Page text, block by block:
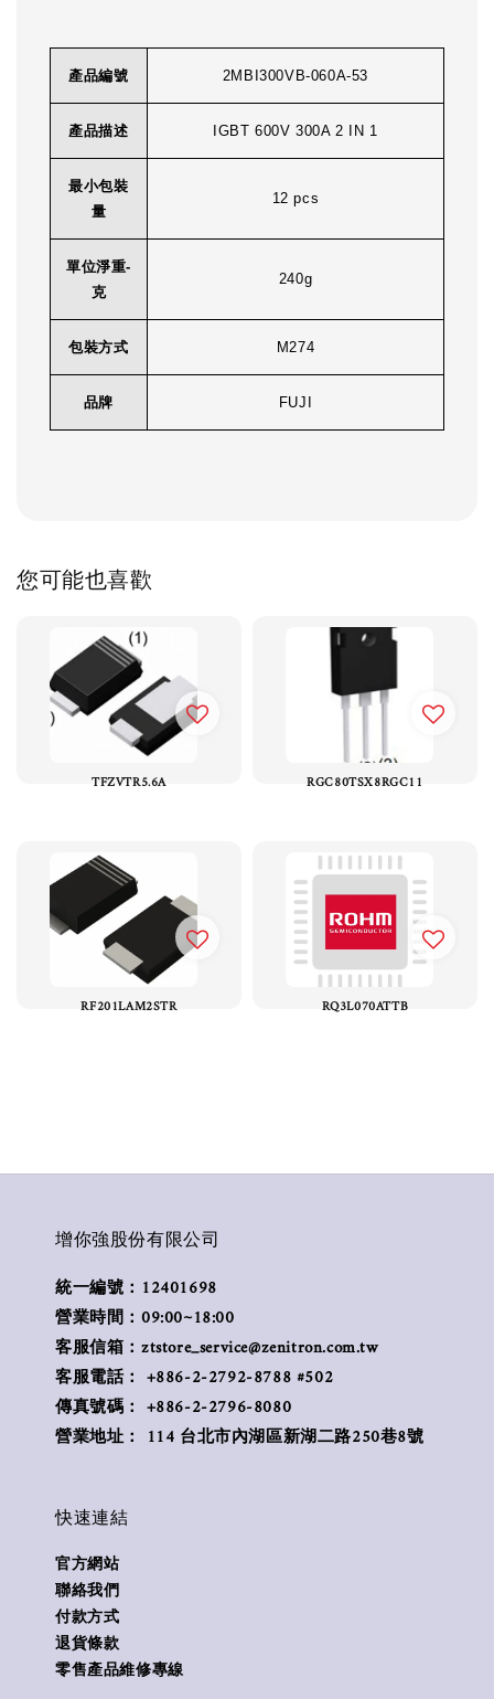
產品編號 2MBI300VB-060A-53
產品描述 IGBT 600V 300A 2 IN 1
最小包裝
量
12 pcs
單位淨重-
克
240g
包裝方式 M274
品牌 FUJI
您可能也喜歡
TFZVTR5.6A RGC80TSX8RGC11
RF201LAM2STR RQ3L070ATTB
增你強股份有限公司
統一編號：12401698
營業時間：09:00~18:00
客服信箱：ztstore_service@zenitron.com.tw
客服電話： +886-2-2792-8788 #502
傳真號碼： +886-2-2796-8080
營業地址： 114 台北市內湖區新湖二路250巷8號
快速連結
官方網站
聯絡我們
付款方式
退貨條款
零售產品維修專線